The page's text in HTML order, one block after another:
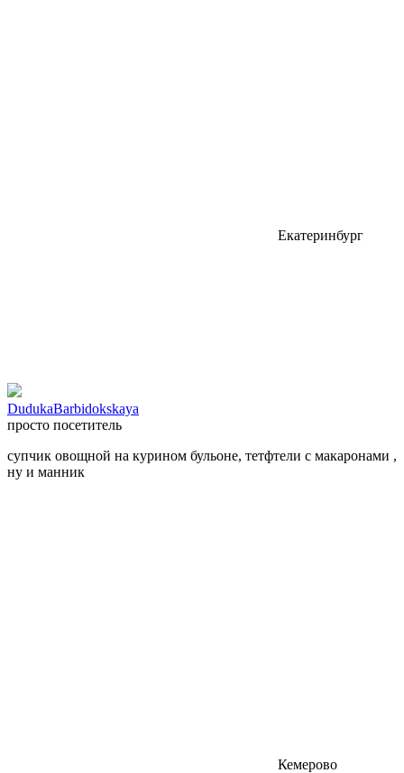
Екатеринбург
DudukaBarbidokskaya
просто посетитель
супчик овощной на курином бульоне, тетфтели с макаронами ,
ну и манник
Кемерово